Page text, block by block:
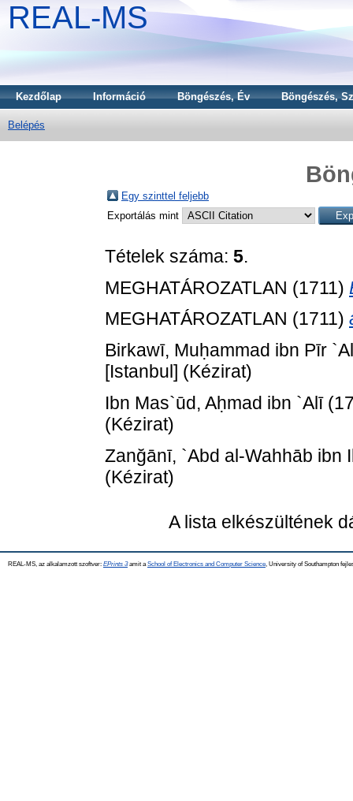
REAL-MS
Kezdőlap Információ Böngészés, Év Böngészés,
Belépés
Egy szinttel feljebb
Exportálás mint
Tételek száma: 5.
MEGHATÁROZATLAN (1711)
MEGHATÁROZATLAN (1711)
Birkawī, Muḥammad ibn Pīr
[Istanbul] (Kézirat)
Ibn Mas`ūd, Aḥmad ibn `Alī
(Kézirat)
Zanğānī, `Abd al-Wahhāb ibn
(Kézirat)
A lista elkészültének
REAL-MS, az alkalamzott szoftver: EPrints 3amit a School of Electronics and Computer Science , University of Southampton